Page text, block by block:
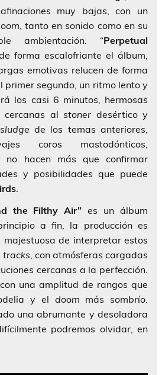
muy bajas, con un
, tanto en sonido como en su
ambientación. “Perpetual
forma escalofriante el álbum,
emotivas relucen de forma
primer segundo, un ritmo lento y
los casi 6 minutos, hermosas
cercanas al stoner desértico y
sludge de los temas anteriores,
coros mastodónticos,
no hacen más que confirmar
y posibilidades que puede
.
the Filthy Air” es un álbum
a fin, la producción es
de interpretar estos
tracks, con atmósferas cargadas
cercanas a la perfección.
una amplitud de rangos que
y el doom más sombrío.
una abrumante y desoladora
podremos olvidar, en